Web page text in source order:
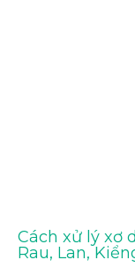
Cách xử lý xơ
Rau, Lan,